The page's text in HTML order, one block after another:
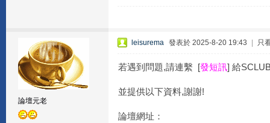
論壇元老
leisurema 發表於 2025-8-20 19:43 只
若遇到問題,請連繫 [發短訊] 給
並提供以下資料,謝謝!
論壇網址：